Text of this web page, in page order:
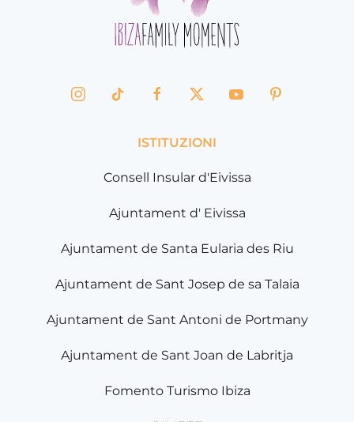
ISTITUZIONI
Consell Insular d'Eivissa
Ajuntament d' Eivissa
Ajuntament de Santa Eularia des Riu
Ajuntament de Sant Josep de sa Talaia
Ajuntament de Sant Antoni de Portmany
Ajuntament de Sant Joan de Labritja
Fomento Turismo Ibiza